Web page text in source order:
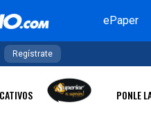
ePaper
Regístrate
PONLE